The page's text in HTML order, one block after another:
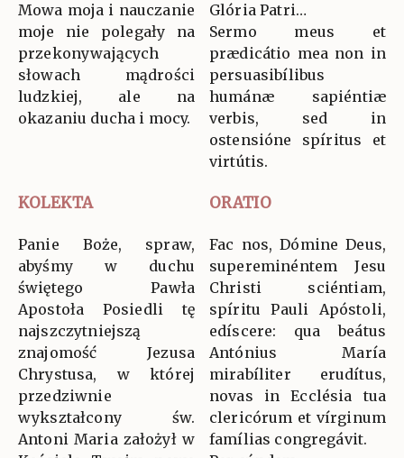
Mowa moja i nauczanie
moje nie polegały na
przekonywających
słowach mądrości
ludzkiej, ale na
okazaniu ducha i mocy.
Glória Patri…
Sermo meus et
prædicátio mea non in
persuasibílibus
humánæ sapiéntiæ
verbis, sed in
ostensióne spíritus et
virtútis.
KOLEKTA ORATIO
Panie Boże, spraw,
abyśmy w duchu
świętego Pawła
Apostoła Posiedli tę
najszczytniejszą
znajomość Jezusa
Chrystusa, w której
przedziwnie
wykształcony św.
Antoni Maria założył w
Fac nos, Dómine Deus,
supereminéntem Jesu
Christi sciéntiam,
spíritu Pauli Apóstoli,
edíscere: qua beátus
Antónius María
mirabíliter erudítus,
novas in Ecclésia tua
clericórum et vírginum
famílias congregávit.